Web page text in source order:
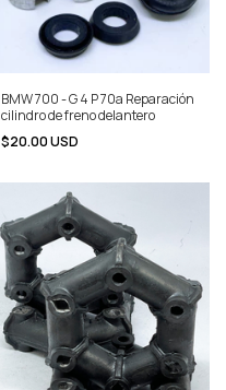
BMW 700 - G 4 P 70a Reparación
cilindro de freno delantero
$20.00 USD